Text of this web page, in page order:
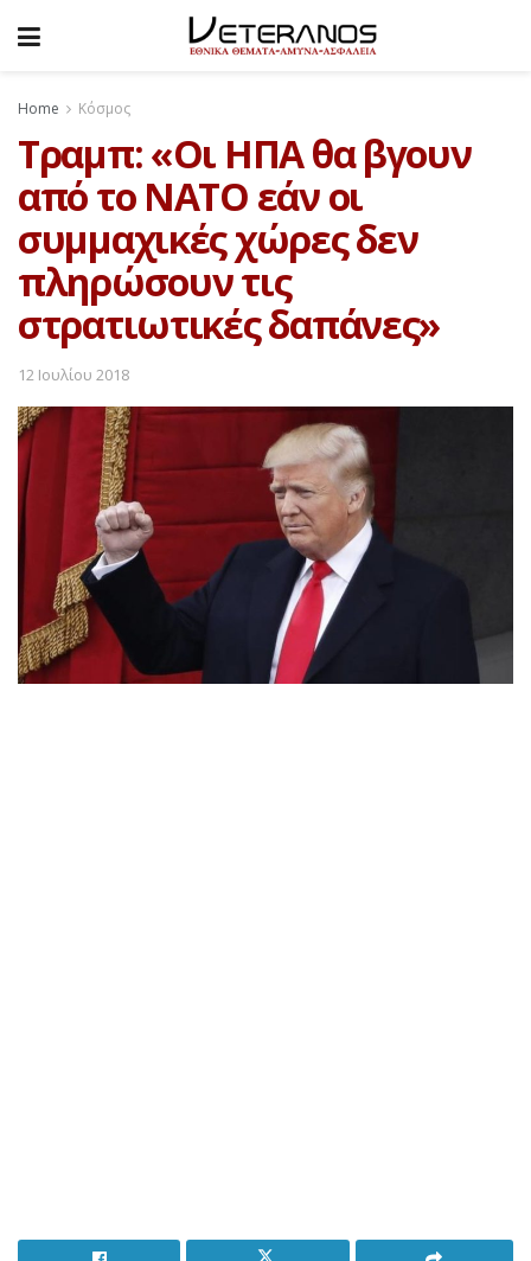
Home Κόσμος
Τραμπ: «Οι ΗΠΑ θα βγουν
από το ΝΑΤΟ εάν οι
συμμαχικές χώρες δεν
πληρώσουν τις
στρατιωτικές δαπάνες»
12 Ιουλίου 2018